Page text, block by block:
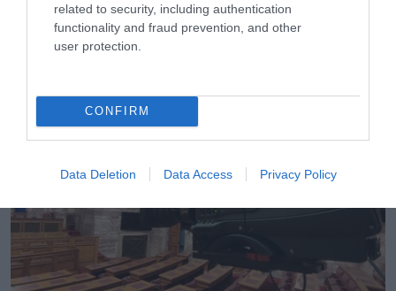
related to security, including authentication
functionality and fraud prevention, and other
user protection.
CONFIRM
Data Deletion Data Access Privacy Policy
Η 3η σεζόν του «Lioness» με την Ζόε
Σαλντάνα και το «Scream 7» με την
Κόρτνεϊ Κοξ έρχονται τον Αύγουστο στην